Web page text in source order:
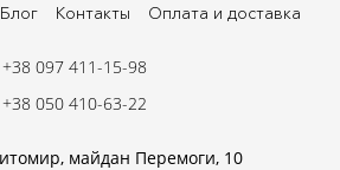
Блог Контакты Оплата и доставка
майдан Перемоги, 10
+38 097 411-15-98
+38 050 410-63-22